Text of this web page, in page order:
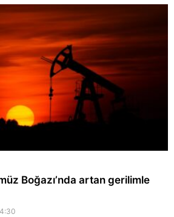
Boğazı’nda artan gerilimle